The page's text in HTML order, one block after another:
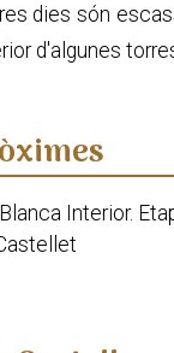
dies són
d'algunes
Interior.